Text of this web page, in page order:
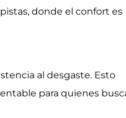
donde el confort es
al desgaste. Esto
para quienes